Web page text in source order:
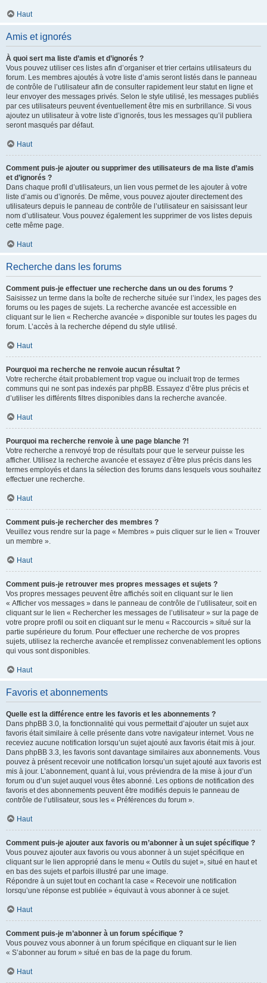
Haut
Amis et ignorés
À quoi sert ma liste d’amis et d’ignorés ?
Vous pouvez utiliser ces listes afin d’organiser et trier certains utilisateurs du
forum. Les membres ajoutés à votre liste d’amis seront listés dans le panneau
de contrôle de l’utilisateur afin de consulter rapidement leur statut en ligne et
leur envoyer des messages privés. Selon le style utilisé, les messages publiés
par ces utilisateurs peuvent éventuellement être mis en surbrillance. Si vous
ajoutez un utilisateur à votre liste d’ignorés, tous les messages qu’il publiera
seront masqués par défaut.
Haut
Comment puis-je ajouter ou supprimer des utilisateurs de ma liste d’amis
et d’ignorés ?
Dans chaque profil d’utilisateurs, un lien vous permet de les ajouter à votre
liste d’amis ou d’ignorés. De même, vous pouvez ajouter directement des
utilisateurs depuis le panneau de contrôle de l’utilisateur en saisissant leur
nom d’utilisateur. Vous pouvez également les supprimer de vos listes depuis
cette même page.
Haut
Recherche dans les forums
Comment puis-je effectuer une recherche dans un ou des forums ?
Saisissez un terme dans la boîte de recherche située sur l’index, les pages des
forums ou les pages de sujets. La recherche avancée est accessible en
cliquant sur le lien « Recherche avancée » disponible sur toutes les pages du
forum. L’accès à la recherche dépend du style utilisé.
Haut
Pourquoi ma recherche ne renvoie aucun résultat ?
Votre recherche était probablement trop vague ou incluait trop de termes
communs qui ne sont pas indexés par phpBB. Essayez d’être plus précis et
d’utiliser les différents filtres disponibles dans la recherche avancée.
Haut
Pourquoi ma recherche renvoie à une page blanche ?!
Votre recherche a renvoyé trop de résultats pour que le serveur puisse les
afficher. Utilisez la recherche avancée et essayez d’être plus précis dans les
termes employés et dans la sélection des forums dans lesquels vous souhaitez
effectuer une recherche.
Haut
Comment puis-je rechercher des membres ?
Veuillez vous rendre sur la page « Membres » puis cliquer sur le lien « Trouver
un membre ».
Haut
Comment puis-je retrouver mes propres messages et sujets ?
Vos propres messages peuvent être affichés soit en cliquant sur le lien
« Afficher vos messages » dans le panneau de contrôle de l’utilisateur, soit en
cliquant sur le lien « Rechercher les messages de l’utilisateur » sur la page de
votre propre profil ou soit en cliquant sur le menu « Raccourcis » situé sur la
partie supérieure du forum. Pour effectuer une recherche de vos propres
sujets, utilisez la recherche avancée et remplissez convenablement les options
qui vous sont disponibles.
Haut
Favoris et abonnements
Quelle est la différence entre les favoris et les abonnements ?
Dans phpBB 3.0, la fonctionnalité qui vous permettait d’ajouter un sujet aux
favoris était similaire à celle présente dans votre navigateur internet. Vous ne
receviez aucune notification lorsqu’un sujet ajouté aux favoris était mis à jour.
Dans phpBB 3.3, les favoris sont davantage similaires aux abonnements. Vous
pouvez à présent recevoir une notification lorsqu’un sujet ajouté aux favoris est
mis à jour. L’abonnement, quant à lui, vous préviendra de la mise à jour d’un
forum ou d’un sujet auquel vous êtes abonné. Les options de notification des
favoris et des abonnements peuvent être modifiés depuis le panneau de
contrôle de l’utilisateur, sous les « Préférences du forum ».
Haut
Comment puis-je ajouter aux favoris ou m’abonner à un sujet spécifique ?
Vous pouvez ajouter aux favoris ou vous abonner à un sujet spécifique en
cliquant sur le lien approprié dans le menu « Outils du sujet », situé en haut et
en bas des sujets et parfois illustré par une image.
Répondre à un sujet tout en cochant la case « Recevoir une notification
lorsqu’une réponse est publiée » équivaut à vous abonner à ce sujet.
Haut
Comment puis-je m’abonner à un forum spécifique ?
Vous pouvez vous abonner à un forum spécifique en cliquant sur le lien
« S’abonner au forum » situé en bas de la page du forum.
Haut